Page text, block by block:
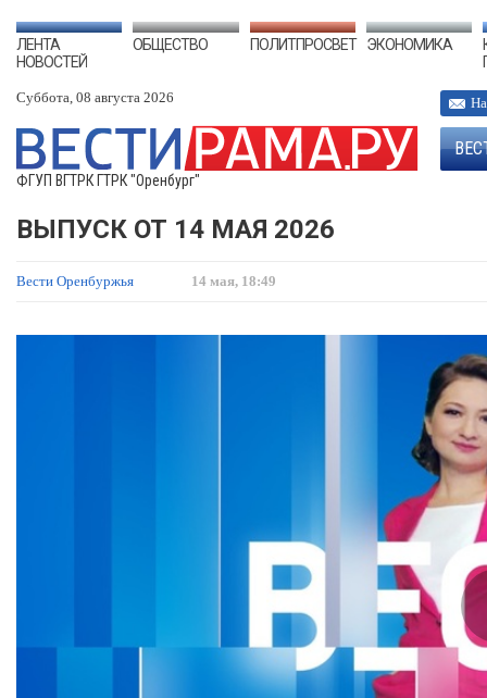
ЛЕНТА
НОВОСТЕЙ
ОБЩЕСТВО ПОЛИТПРОСВЕТ ЭКОНОМИКА
Суббота, 08 августа 2026
ФГУП ВГТРК ГТРК "Оренбург"
ВЫПУСК ОТ 14 МАЯ 2026
Вести Оренбуржья 14 мая, 18:49